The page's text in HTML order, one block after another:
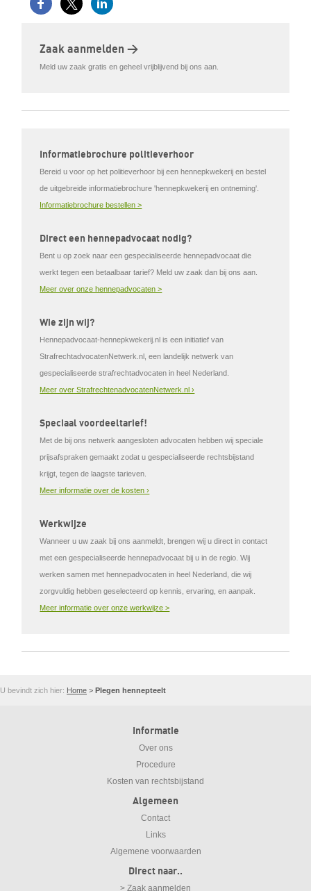
Zaak aanmelden >
Meld uw zaak gratis en geheel vrijblijvend bij ons aan.
Informatiebrochure politieverhoor
Bereid u voor op het politieverhoor bij een hennepkwekerij en bestel
de uitgebreide informatiebrochure 'hennepkwekerij en ontneming'.
Informatiebrochure bestellen >
Direct een hennepadvocaat nodig?
Bent u op zoek naar een gespecialiseerde hennepadvocaat die
werkt tegen een betaalbaar tarief? Meld uw zaak dan bij ons aan.
Meer over onze hennepadvocaten >
Wie zijn wij?
Hennepadvocaat-hennepkwekerij.nl is een initiatief van
StrafrechtadvocatenNetwerk.nl, een landelijk netwerk van
gespecialiseerde strafrechtadvocaten in heel Nederland.
Meer over StrafrechtenadvocatenNetwerk.nl ›
Speciaal voordeeltarief!
Met de bij ons netwerk aangesloten advocaten hebben wij speciale
prijsafspraken gemaakt zodat u gespecialiseerde rechtsbijstand
krijgt, tegen de laagste tarieven.
Meer informatie over de kosten ›
Werkwijze
Wanneer u uw zaak bij ons aanmeldt, brengen wij u direct in contact
met een gespecialiseerde hennepadvocaat bij u in de regio. Wij
werken samen met hennepadvocaten in heel Nederland, die wij
zorgvuldig hebben geselecteerd op kennis, ervaring, en aanpak.
Meer informatie over onze werkwijze >
U bevindt zich hier: Home > Plegen hennepteelt
Informatie
Over ons
Procedure
Kosten van rechtsbijstand
Algemeen
Contact
Links
Algemene voorwaarden
Direct naar..
> Zaak aanmelden